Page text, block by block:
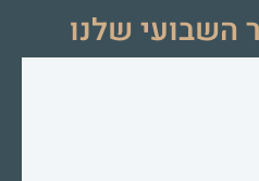
השבועי שלנו